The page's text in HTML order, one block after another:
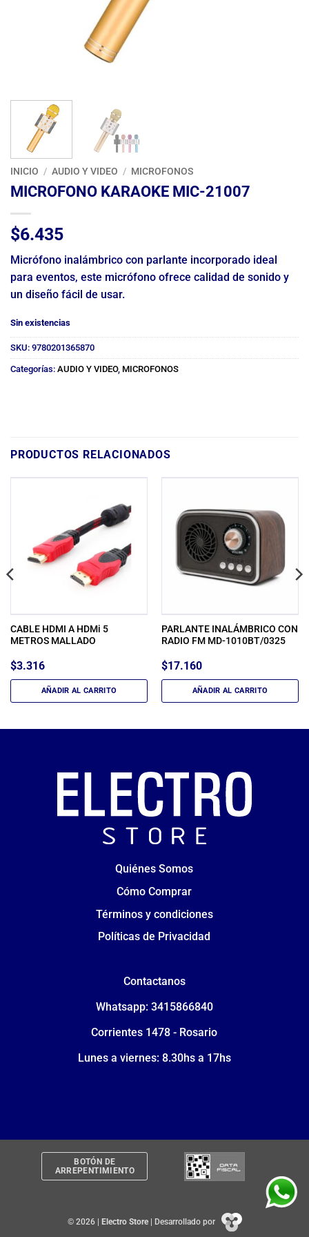
INICIO / AUDIO Y VIDEO / MICROFONOS
MICROFONO KARAOKE MIC-21007
$6.435
Micrófono inalámbrico con parlante incorporado ideal
para eventos, este micrófono ofrece calidad de sonido y
un diseño fácil de usar.
Sin existencias
SKU: 9780201365870
Categorías: AUDIO Y VIDEO, MICROFONOS
PRODUCTOS RELACIONADOS
CABLE HDMI A HDMi 5
METROS MALLADO
$3.316
AÑADIR AL CARRITO
PARLANTE INALÁMBRICO CON
RADIO FM MD-1010BT/0325
$17.160
AÑADIR AL CARRITO
Quiénes Somos
Cómo Comprar
Términos y condiciones
Políticas de Privacidad
Contactanos
Whatsapp: 3415866840
Corrientes 1478 - Rosario
Lunes a viernes: 8.30hs a 17hs
BOTÓN DE
ARREPENTIMIENTO
© 2026 | Electro Store| Desarrollado por